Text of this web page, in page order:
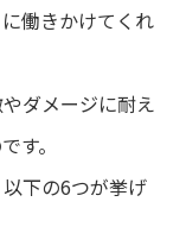
働きかけてくれ
ダメージに耐え
す。
下の6つが挙げ